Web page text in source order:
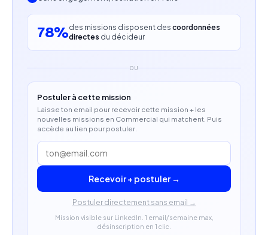
78%des missions disposent des coordonnées
directes du décideur
OU
Postuler à cette mission
Laisse ton email pour recevoir cette mission + les
nouvelles missions en Commercial qui matchent. Puis
accède au lien pour postuler.
Recevoir + postuler →
Postuler directement sans email →
Mission visible sur LinkedIn. 1 email/semaine max,
désinscription en 1 clic.